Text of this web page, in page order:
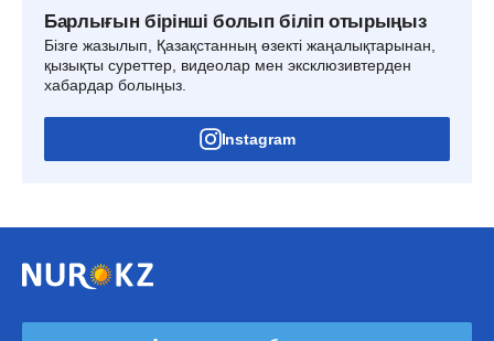
Барлығын бірінші болып біліп отырыңыз
Бізге жазылып, Қазақстанның өзекті жаңалықтарынан,
қызықты суреттер, видеолар мен эксклюзивтерден
хабардар болыңыз.
Instagram